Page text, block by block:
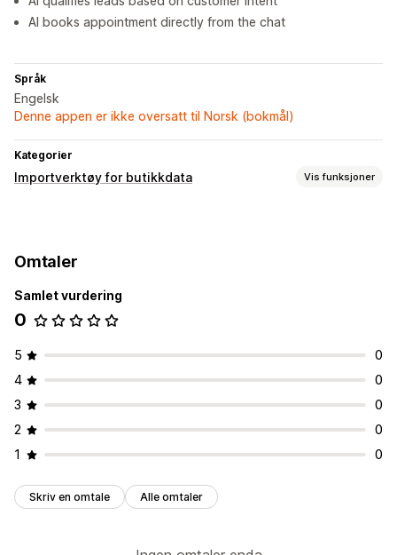
AI books appointment directly from the chat
Språk
Engelsk
Denne appen er ikke oversatt til Norsk (bokmål)
Kategorier
Importverktøy for butikkdata Vis funksjoner
Produkter
Omtaler
Samlet vurdering
0
5
0
4
0
3
0
2
0
1
0
Skriv en omtale Alle omtaler